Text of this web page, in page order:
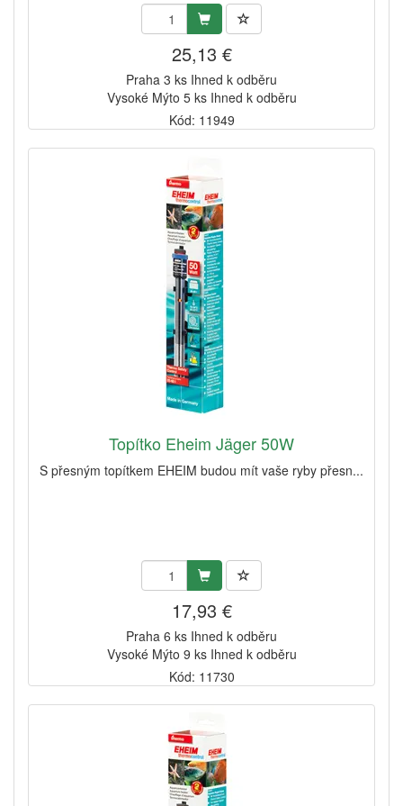
25,13 €
Praha 3 ks Ihned k odběru
Vysoké Mýto 5 ks Ihned k odběru
Kód: 11949
Topítko Eheim Jäger 50W
S přesným topítkem EHEIM budou mít vaše ryby přesn...
17,93 €
Praha 6 ks Ihned k odběru
Vysoké Mýto 9 ks Ihned k odběru
Kód: 11730